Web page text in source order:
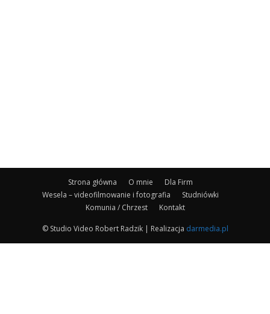
Strona główna O mnie
Dla Firm
Wesela – videofilmowanie i fotografia
Studniówki
Komunia / Chrzest
Kontakt
© Studio Video Robert Radzik | Realizacja darmedia.pl